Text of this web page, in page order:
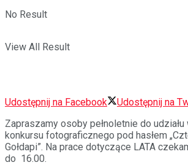
No Result
View All Result
Udostępnij na Facebook
Udostępnij na
Zapraszamy osoby pełnoletnie do
konkursu fotograficznego pod hasłem
Gołdapi”. Na prace dotyczące LATA
do 16.00.